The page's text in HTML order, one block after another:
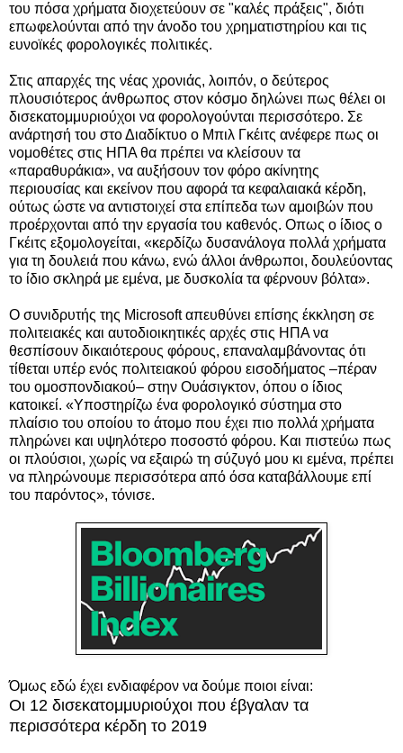
του πόσα χρήματα διοχετεύουν σε "καλές πράξεις", διότι
επωφελούνται από την άνοδο του χρηματιστηρίου και τις
ευνοϊκές φορολογικές πολιτικές.
Στις απαρχές της νέας χρονιάς, λοιπόν, ο δεύτερος
πλουσιότερος άνθρωπος στον κόσμο δηλώνει πως θέλει οι
δισεκατομμυριούχοι να φορολογούνται περισσότερο. Σε
ανάρτησή του στο Διαδίκτυο ο Μπιλ Γκέιτς ανέφερε πως οι
νομοθέτες στις ΗΠΑ θα πρέπει να κλείσουν τα
«παραθυράκια», να αυξήσουν τον φόρο ακίνητης
περιουσίας και εκείνον που αφορά τα κεφαλαιακά κέρδη,
ούτως ώστε να αντιστοιχεί στα επίπεδα των αμοιβών που
προέρχονται από την εργασία του καθενός. Οπως ο ίδιος ο
Γκέιτς εξομολογείται, «κερδίζω δυσανάλογα πολλά χρήματα
για τη δουλειά που κάνω, ενώ άλλοι άνθρωποι, δουλεύοντας
το ίδιο σκληρά με εμένα, με δυσκολία τα φέρνουν βόλτα».
Ο συνιδρυτής της Microsoft απευθύνει επίσης έκκληση σε
πολιτειακές και αυτοδιοικητικές αρχές στις ΗΠΑ να
θεσπίσουν δικαιότερους φόρους, επαναλαμβάνοντας ότι
τίθεται υπέρ ενός πολιτειακού φόρου εισοδήματος –πέραν
του ομοσπονδιακού– στην Ουάσιγκτον, όπου ο ίδιος
κατοικεί. «Υποστηρίζω ένα φορολογικό σύστημα στο
πλαίσιο του οποίου το άτομο που έχει πιο πολλά χρήματα
πληρώνει και υψηλότερο ποσοστό φόρου. Και πιστεύω πως
οι πλούσιοι, χωρίς να εξαιρώ τη σύζυγό μου κι εμένα, πρέπει
να πληρώνουμε περισσότερα από όσα καταβάλλουμε επί
του παρόντος», τόνισε.
Όμως εδώ έχει ενδιαφέρον να δούμε ποιοι είναι:
Οι 12 δισεκατομμυριούχοι που έβγαλαν τα
περισσότερα κέρδη το 2019